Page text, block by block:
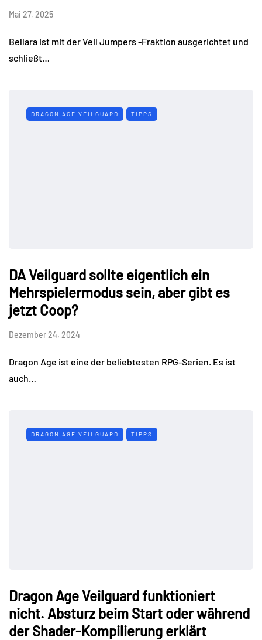
Mai 27, 2025
Bellara ist mit der Veil Jumpers -Fraktion ausgerichtet und
schließt…
DRAGON AGE VEILGUARD TIPPS
DA Veilguard sollte eigentlich ein
Mehrspielermodus sein, aber gibt es
jetzt Coop?
Dezember 24, 2024
Dragon Age ist eine der beliebtesten RPG-Serien. Es ist
auch…
DRAGON AGE VEILGUARD TIPPS
Dragon Age Veilguard funktioniert
nicht. Absturz beim Start oder während
der Shader-Kompilierung erklärt